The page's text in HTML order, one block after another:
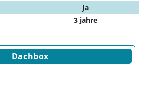
Ja
3 jahre
Dachbox